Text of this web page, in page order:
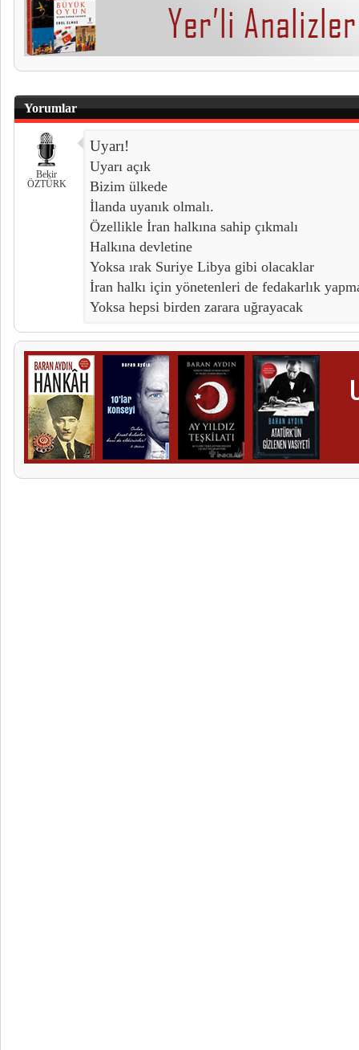
Yorumlar
Bekir
ÖZTÜRK
Uyarı!
Uyarı açık
Bizim ülkede
İlanda uyanık olmalı.
Özellikle İran halkına sahip çıkmalı
Halkına devletine
Yoksa ırak Suriye Libya gibi olacaklar
İran halkı için yönetenleri de fedakarlık
Yoksa hepsi birden zarara uğrayacak